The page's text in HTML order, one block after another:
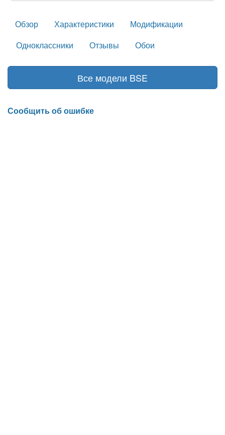
Обзор Характеристики
Модификации
Одноклассники
Отзывы Обои
Все модели BSE
Сообщить об ошибке